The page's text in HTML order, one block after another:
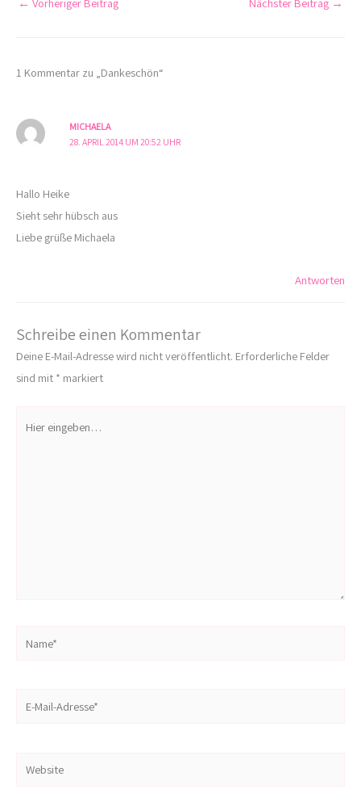
1 Kommentar zu „Dankeschön“
MICHAELA
28. APRIL 2014 UM 20:52 UHR
Hallo Heike
Sieht sehr hübsch aus
Liebe grüße Michaela
Antworten
Schreibe einen Kommentar
Deine E-Mail-Adresse wird nicht veröffentlicht. Erforderliche Felder
sind mit * markiert
eingeben…
Website